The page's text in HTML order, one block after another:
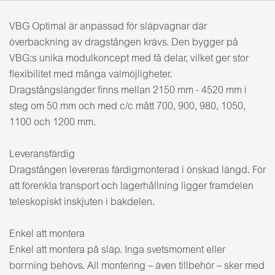
VBG Optimal är anpassad för släpvagnar där
överbackning av dragstången krävs. Den bygger på
VBG:s unika modulkoncept med få delar, vilket ger stor
flexibilitet med många valmöjligheter.
Dragstångslängder finns mellan 2150 mm - 4520 mm i
steg om 50 mm och med c/c mått 700, 900, 980, 1050,
1100 och 1200 mm.
Leveransfärdig
Dragstången levereras färdigmonterad i önskad längd. För
att förenkla transport och lagerhållning ligger framdelen
teleskopiskt inskjuten i bakdelen.
Enkel att montera
Enkel att montera på släp. Inga svetsmoment eller
borrning behövs. All montering – även tillbehör – sker med